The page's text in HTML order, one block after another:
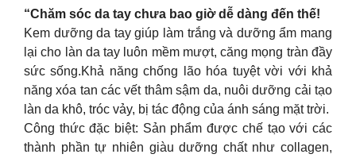
“Chăm sóc da tay chưa bao giờ dễ dàng đến thế!
Kem dưỡng da tay giúp làm trắng và dưỡng ẩm mang
lại cho làn da tay luôn mềm mượt, căng mọng tràn đầy
sức sống.Khả năng chống lão hóa tuyệt vời với khả
năng xóa tan các vết thâm sậm da, nuôi dưỡng cải tạo
làn da khô, tróc vảy, bị tác động của ánh sáng mặt trời.
Công thức đặc biệt: Sản phẩm được chế tạo với các
thành phần tự nhiên giàu dưỡng chất như collagen,